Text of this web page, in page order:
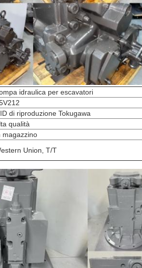
idraulica per escavatori
di riproduzione Tokugawa
qualità
magazzino
Union, T/T